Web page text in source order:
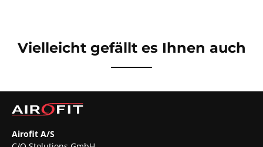
Vielleicht gefällt es Ihnen auch
Airofit A/S